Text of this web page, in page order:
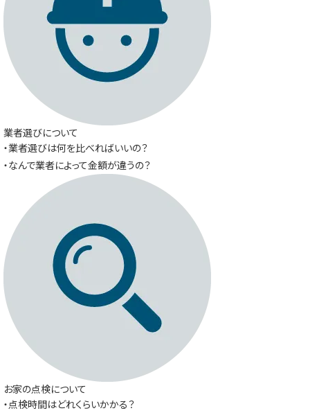
業者選びについて
・業者選びは何を比べればいいの？
・なんで業者によって金額が違うの？
お家の点検について
・点検時間はどれくらいかかる？